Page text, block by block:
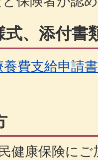
式、添付書
養費支給申請
健康保険にご